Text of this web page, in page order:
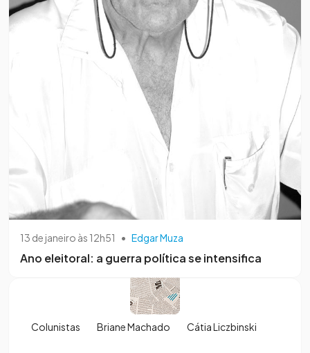
13 de janeiro às 12h51 • Edgar Muza
Ano eleitoral: a guerra política se intensifica
Colunistas Briane Machado Cátia Liczbinski